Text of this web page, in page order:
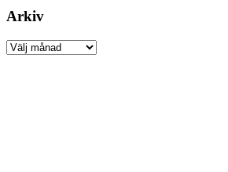
Arkiv
Arkiv